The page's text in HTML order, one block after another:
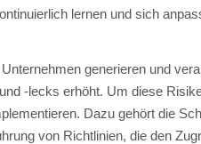
lernen und sich
generieren und
-lecks erhöht. Um diese
Dazu gehört die
von Richtlinien, die den